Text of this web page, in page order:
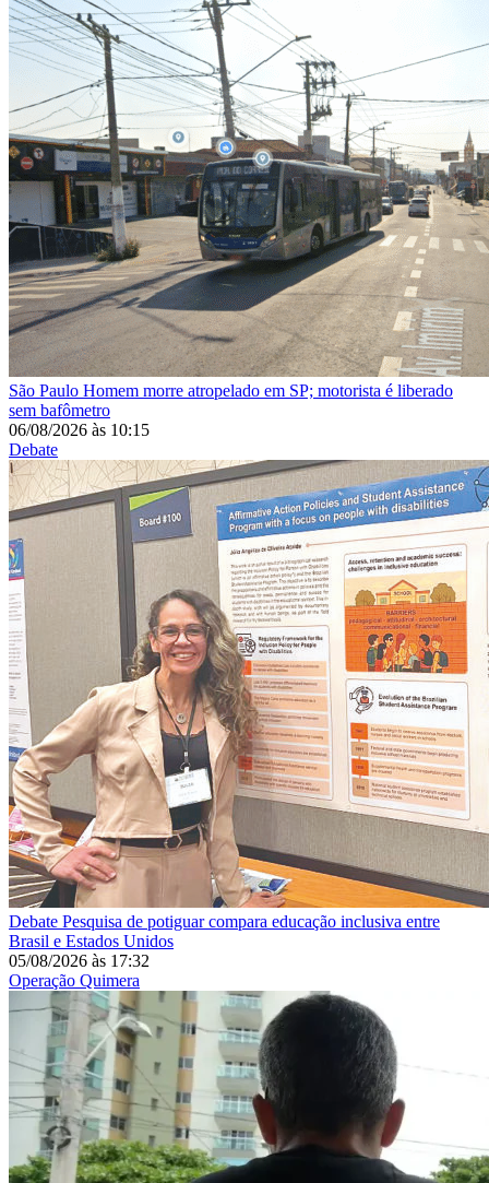
São Paulo Homem morre atropelado em SP; motorista é liberado
sem bafômetro
06/08/2026 às 10:15
Debate
Debate Pesquisa de potiguar compara educação inclusiva entre
Brasil e Estados Unidos
05/08/2026 às 17:32
Operação Quimera